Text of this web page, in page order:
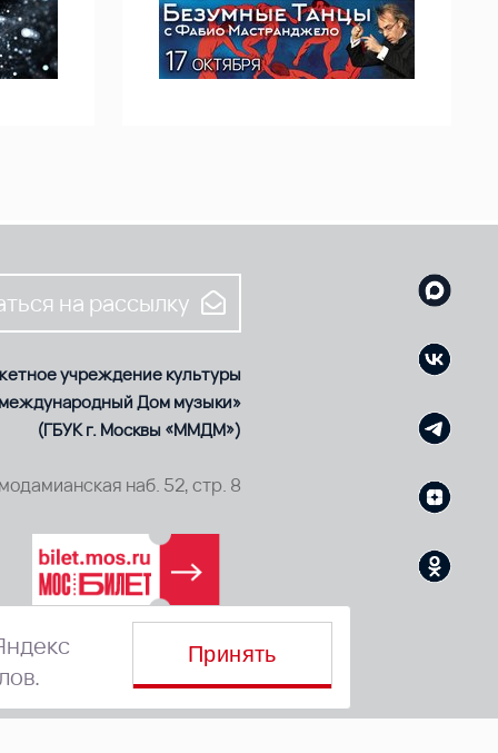
на рассылку
учреждение культуры
Дом музыки»
(ГБУК г. Москвы «ММДМ»)
наб. 52, стр. 8
Принять